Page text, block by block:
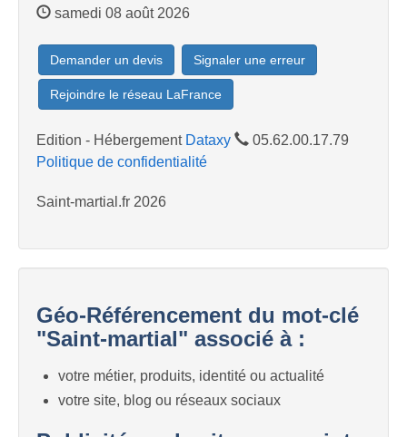
samedi 08 août 2026
Demander un devis Signaler une erreur
Rejoindre le réseau LaFrance
Edition - Hébergement Dataxy
05.62.00.17.79
Politique de confidentialité
Saint-martial.fr 2026
Géo-Référencement du mot-clé
"Saint-martial" associé à :
votre métier, produits, identité ou actualité
votre site, blog ou réseaux sociaux